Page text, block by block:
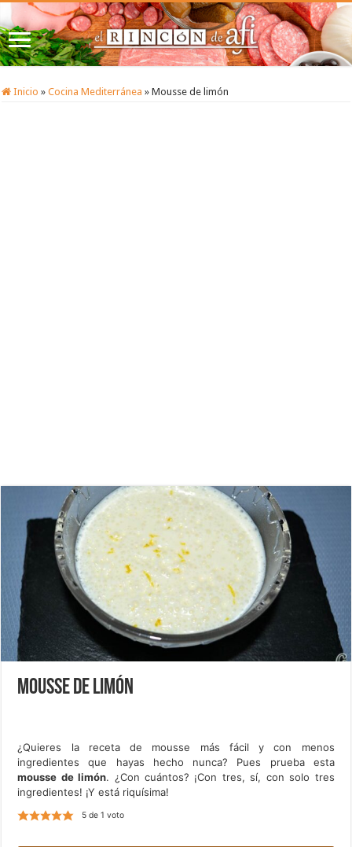
Inicio » Cocina Mediterránea » Mousse de limón
Mousse de limón
¿Quieres la receta de mousse más fácil y con menos
ingredientes que hayas hecho nunca? Pues prueba esta
mousse de limón. ¿Con cuántos? ¡Con tres, sí, con solo tres
ingredientes! ¡Y está riquísima!
5de 1 voto